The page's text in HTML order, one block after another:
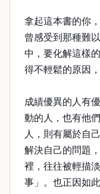
拿起這本書的你
曾感受到那種難
中，要化解這樣
得不輕鬆的原因
成績優異的人有
動的人，也有他
人，則有屬於自
解決自己的問題
裡，往往被輕描
事」。也正因如